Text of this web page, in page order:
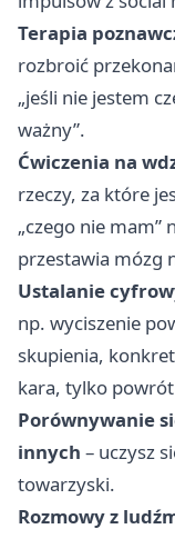
Terapia
rozbroić
„jeśli nie jestem
ważny”.
Ćwiczenia na
rzeczy, za które
„czego nie mam”
przestawia mózg
Ustalanie
np. wyciszenie
skupienia,
kara, tylko
Porównywanie
innych – uczysz
towarzyski.
Rozmowy z